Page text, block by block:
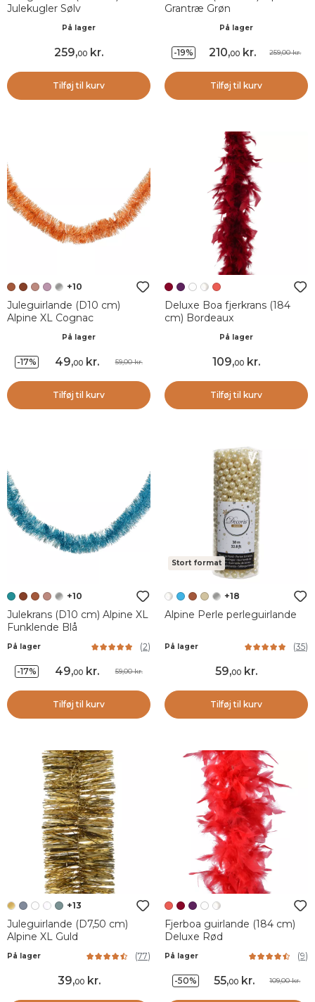
Julekugler Sølv
På lager
259,00 kr.
Tilføj til kurv
Grantræ Grøn
På lager
-19% 210,00kr. 259,00 kr.
Tilføj til kurv
+10
Juleguirlande (D10 cm)
Alpine XL Cognac
På lager
-17% 49,00kr. 59,00 kr.
Tilføj til kurv
Deluxe Boa fjerkrans (184
cm) Bordeaux
På lager
109,00 kr.
Tilføj til kurv
+10
Julekrans (D10 cm) Alpine XL
Funklende Blå
På lager (2)
-17% 49,00kr. 59,00 kr.
Tilføj til kurv
Stort format
+18
Alpine Perle perleguirlande
På lager (35)
59,00 kr.
Tilføj til kurv
+13
Juleguirlande (D7,50 cm)
Alpine XL Guld
På lager (77)
39,00kr.
Fjerboa guirlande (184 cm)
Deluxe Rød
På lager (9)
-50% 55,00kr. 109,00 kr.